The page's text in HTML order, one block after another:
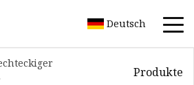
Deutsch
Produkte